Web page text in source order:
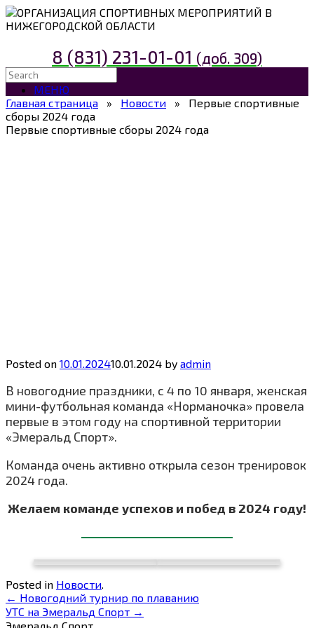
ОРГАНИЗАЦИЯ СПОРТИВНЫХ МЕРОПРИЯТИЙ В
НИЖЕГОРОДСКОЙ ОБЛАСТИ
8 (831) 231-01-01 (доб. 309)
МЕНЮ
Главная страница » Новости » Первые спортивные
сборы 2024 года
Первые спортивные сборы 2024 года
Posted on 10.01.202410.01.2024 by admin
В новогодние праздники, с 4 по 10 января, женская
мини-футбольная команда «Норманочка» провела
первые в этом году на спортивной территории
«Эмеральд Спорт».
Команда очень активно открыла сезон тренировок
2024 года.
Желаем команде успехов и побед в 2024 году!
Posted in Новости.
← Новогодний турнир по плаванию
УТС на Эмеральд Спорт →